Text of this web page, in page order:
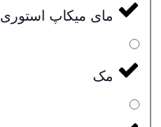
مای میکاپ استوری
مک